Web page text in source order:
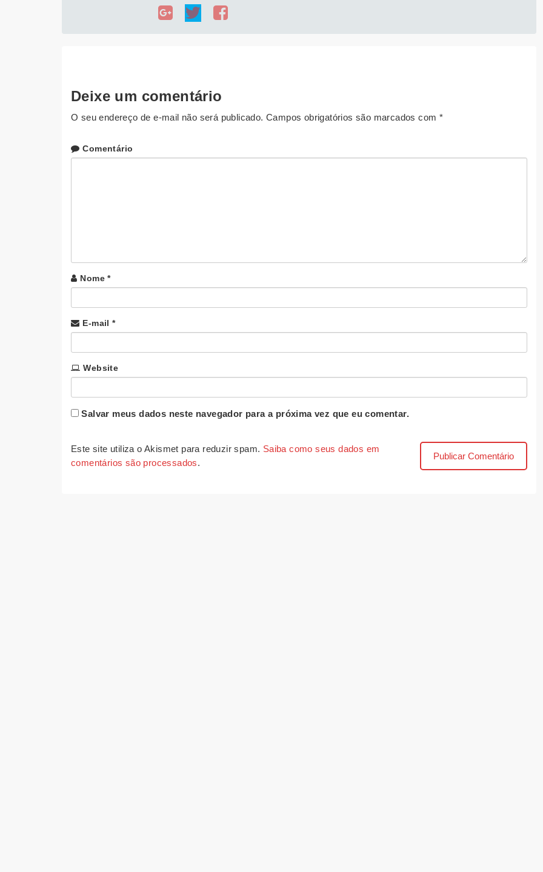
Deixe um comentário
O seu endereço de e-mail não será publicado. Campos obrigatórios são marcados com *
Comentário
Nome *
E-mail *
Website
Salvar meus dados neste navegador para a próxima vez que eu comentar.
Este site utiliza o Akismet para reduzir spam. Saiba como seus dados em
comentários são processados.